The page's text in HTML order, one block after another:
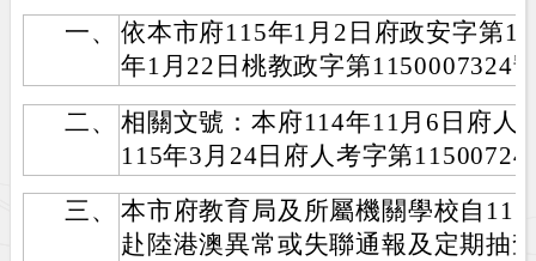
一、
依本市府115年1月2日府政安字第
年1月22日桃教政字第1150007324
二、
相關文號：本府114年11月6日府人
115年3月24日府人考字第
三、
本市府教育局及所屬機關學校自
赴陸港澳異常或失聯通報及定期抽